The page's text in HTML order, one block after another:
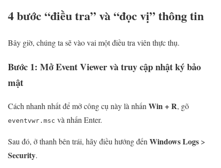
4 bước “điều tra” và “đọc vị” thông tin
Bây giờ, chúng ta sẽ vào vai một điều tra viên thực thụ.
Bước 1: Mở Event Viewer và truy cập nhật ký bảo
mật
Cách nhanh nhất để mở công cụ này là nhấnWin + R, gõ
eventvwr.msc và nhấn Enter.
Sau đó, ở thanh bên trái, hãy điều hướng đếnWindows Logs >
Security.